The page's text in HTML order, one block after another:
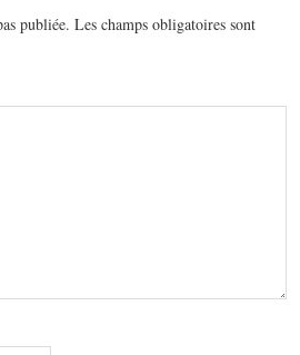
publiée. Les champs obligatoires sont